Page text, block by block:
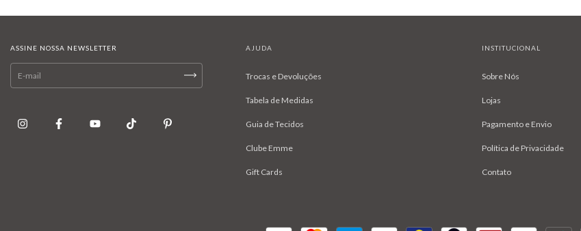
ASSINE NOSSA NEWSLETTER AJUDA
Trocas e Devoluções
Tabela de Medidas
Guia de Tecidos
Clube Emme
Gift Cards
INSTITUCIONAL
Sobre Nós
Lojas
Pagamento e Envio
Política de Privacidade
Contato